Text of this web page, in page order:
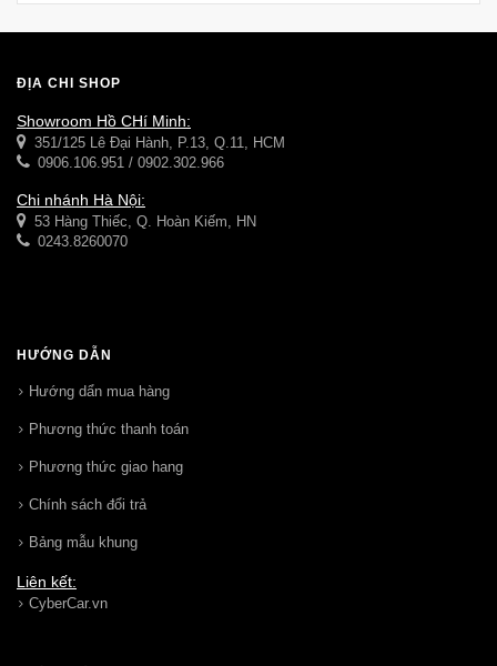
ĐỊA CHỈ SHOP
Showroom Hồ CHí Minh:
351/125 Lê Đại Hành, P.13, Q.11, HCM
0906.106.951 / 0902.302.966
Chi nhánh Hà Nội:
53 Hàng Thiếc, Q. Hoàn Kiếm, HN
0243.8260070
HƯỚNG DẪN
Hướng dẩn mua hàng
Phương thức thanh toán
Phương thức giao hang
Chính sách đổi trả
Bảng mẫu khung
Liên kết:
CyberCar.vn